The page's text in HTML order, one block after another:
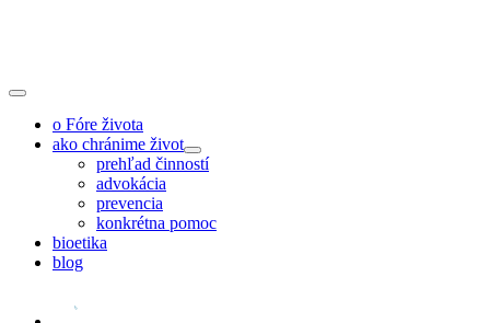
Toggle
Navigationo Fóre života
ako chránime život
prehľad činností
advokácia
prevencia
konkrétna pomoc
bioetika
blog